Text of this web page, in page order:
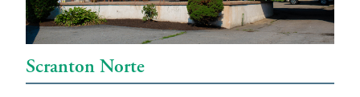
Scranton Norte